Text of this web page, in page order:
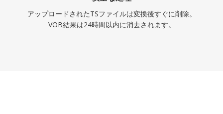
アップロードされたTSファイルは変換後すぐに削除。
VOB結果は24時間以内に消去されます。